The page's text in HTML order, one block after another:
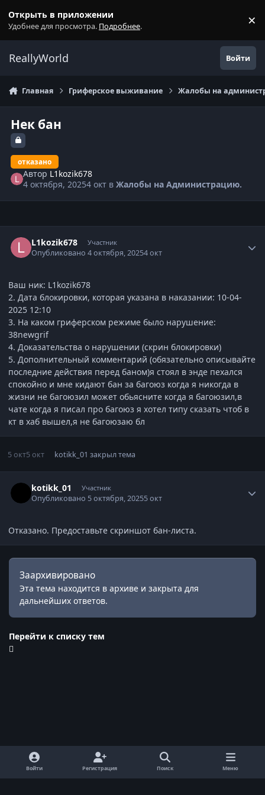
Открыть в приложении
Удобнее для просмотра. Подробнее. ×
ReallyWorld Войти
Главная Гриферское выживание Жалобы на
Нек бан
отказано
Автор L1kozik678
4 октября, 20254 окт вЖалобы на Администрацию.
L1kozik678 Участник
Опубликовано4 октября, 20254 окт
Ваш ник: L1kozik678
2. Дата блокировки, которая указана в наказании: 10-04-
2025 12:10
3. На каком гриферском режиме было нарушение:
38newgrif
4. Доказательства о нарушении (скрин блокировки)
5. Дополнительный комментарий (обязательно описывайте
последние действия перед баном)я стоял в энде пехался
спокойно и мне кидают бан за багоюз когда я никогда в
жизни не багоюзил может обьясните когда я багоюзил,в
чате когда я писал про багоюз я хотел типу сказать чтоб в
кт в хаб вышел,я не багоюзаю бл
5 окт5 окт kotikk_01 закрыл тема
kotikk_01 Участник
Опубликовано 5 октября, 20255 окт
Отказано. Предоставьте скриншот бан-листа.
Заархивировано
Эта тема находится в архиве и закрыта для
дальнейших ответов.
Перейти к списку тем
Войти Регистрация Поиск Меню